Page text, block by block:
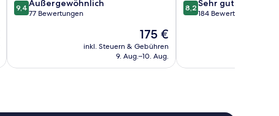
9.4
von
9,4 Außergewöhnlich
77 Bewertungen
Der
Preis
beträgt
175 €
inkl. Steuern & Gebühren
9. Aug.–10. Aug.
8.2
von
Bewertungen
8,2 Sehr gut
184 Bewertungen